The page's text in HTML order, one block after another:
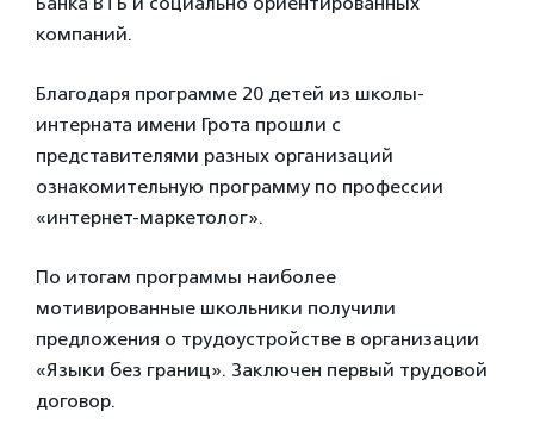
компаний.
Благодаря программе 20 детей из школы-
интерната имени Грота прошли с
представителями разных организаций
ознакомительную программу по профессии
«интернет-маркетолог».
По итогам программы наиболее
мотивированные школьники получили
предложения о трудоустройстве в организации
«Языки без границ». Заключен первый трудовой
договор.